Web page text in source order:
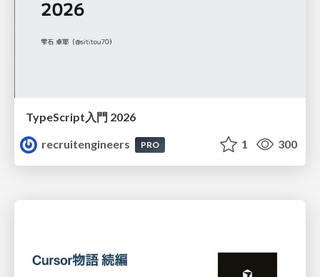
TypeScript入門 2026
recruitengineers
PRO 1 300